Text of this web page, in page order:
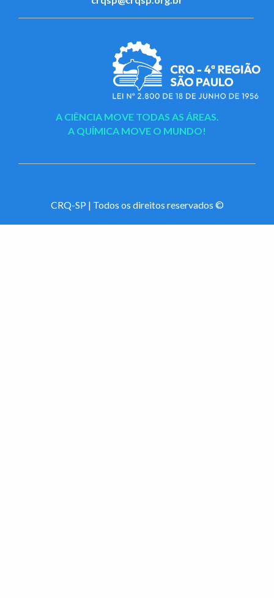
A CIÊNCIA MOVE TODAS AS ÁREAS.
A QUÍMICA MOVE O MUNDO!
CRQ-SP | Todos os direitos reservados ©